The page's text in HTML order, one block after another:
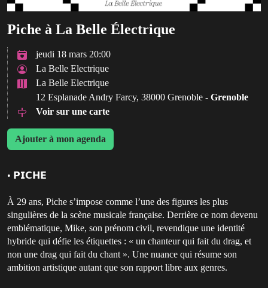
Piche à La Belle Électrique
jeudi 18 mars 20:00
La Belle Electrique
La Belle Electrique
12 Esplanade Andry Farcy, 38000 Grenoble - Grenoble
Voir sur une carte
Ajouter à mon agenda
• 𝗣𝗜𝗖𝗛𝗘
À 29 ans, Piche s’impose comme l’une des figures les plus
singulières de la scène musicale française. Derrière ce nom devenu
emblématique, Mike, son prénom civil, revendique une identité
hybride qui défie les étiquettes : « un chanteur qui fait du drag, et
non une drag qui fait du chant ». Une nuance qui résume son
ambition artistique autant que son rapport libre aux genres.